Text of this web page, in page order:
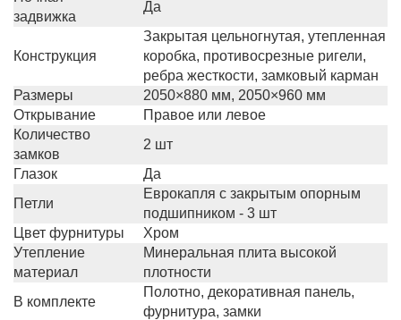
задвижка
Да
Конструкция
Закрытая цельногнутая, утепленная
коробка, противосрезные ригели,
ребра жесткости, замковый карман
Размеры
2050×880 мм, 2050×960 мм
Открывание
Правое или левое
Количество
замков
2 шт
Глазок
Да
Петли
Еврокапля с закрытым опорным
подшипником - 3 шт
Цвет фурнитуры
Хром
Утепление
материал
Минеральная плита высокой
плотности
В комплекте
Полотно, декоративная панель,
фурнитура, замки